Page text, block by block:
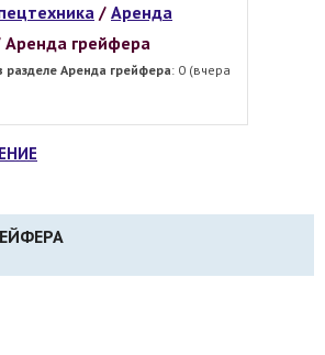
/ Аренда
Аренда грейфера
разделе Аренда грейфера: 0 (вчера